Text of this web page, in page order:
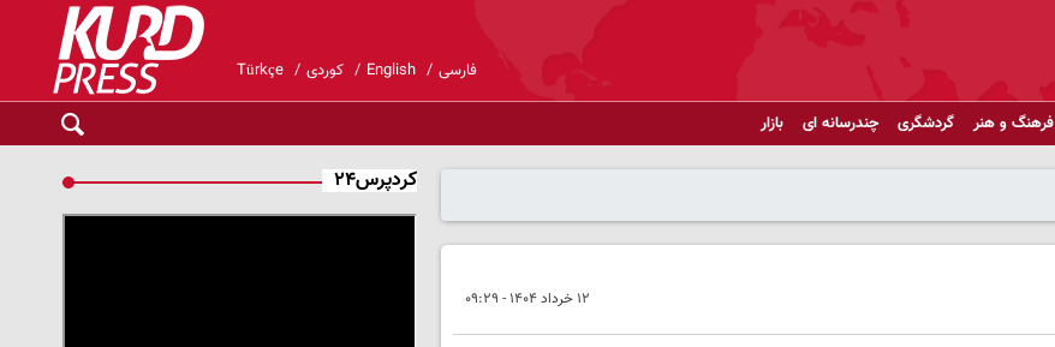
فارسی English کوردی Türkçe
فرهنگ و هنر گردشگری چندرسانه ای بازار
۱۲ خرداد ۱۴۰۴ - ۰۹:۲۹
کردپرس۲۴